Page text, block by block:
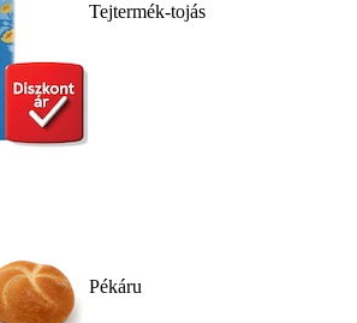
Tejtermék-tojás
Pékáru